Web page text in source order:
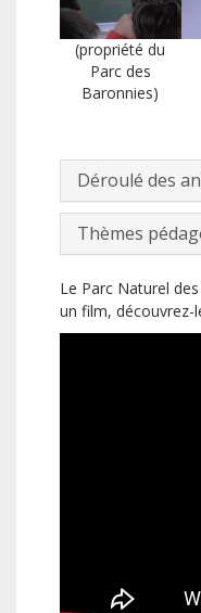
(propriété du
Parc des
Baronnies)
Déroulé des
Thèmes
Le Parc Naturel
un film, découvrez-